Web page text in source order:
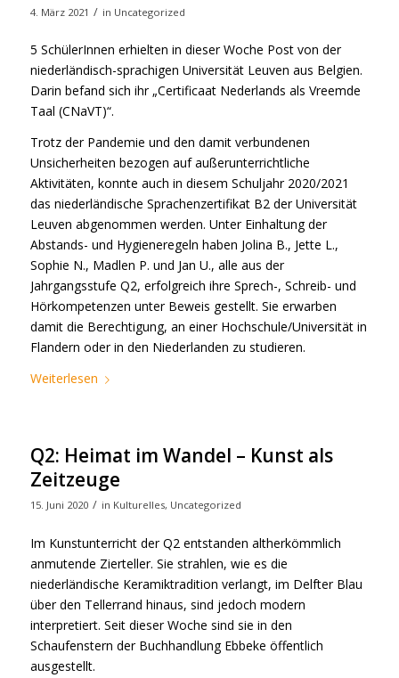
4. März 2021 / in Uncategorized
5 SchülerInnen erhielten in dieser Woche Post von der
niederländisch-sprachigen Universität Leuven aus Belgien.
Darin befand sich ihr „Certificaat Nederlands als Vreemde
Taal (CNaVT)“.
Trotz der Pandemie und den damit verbundenen
Unsicherheiten bezogen auf außerunterrichtliche
Aktivitäten, konnte auch in diesem Schuljahr 2020/2021
das niederländische Sprachenzertifikat B2 der Universität
Leuven abgenommen werden. Unter Einhaltung der
Abstands- und Hygieneregeln haben Jolina B., Jette L.,
Sophie N., Madlen P. und Jan U., alle aus der
Jahrgangsstufe Q2, erfolgreich ihre Sprech-, Schreib- und
Hörkompetenzen unter Beweis gestellt. Sie erwarben
damit die Berechtigung, an einer Hochschule/Universität in
Flandern oder in den Niederlanden zu studieren.
Weiterlesen
Q2: Heimat im Wandel – Kunst als
Zeitzeuge
15. Juni 2020 / in Kulturelles, Uncategorized
Im Kunstunterricht der Q2 entstanden altherkömmlich
anmutende Zierteller. Sie strahlen, wie es die
niederländische Keramiktradition verlangt, im Delfter Blau
über den Tellerrand hinaus, sind jedoch modern
interpretiert. Seit dieser Woche sind sie in den
Schaufenstern der Buchhandlung Ebbeke öffentlich
ausgestellt.